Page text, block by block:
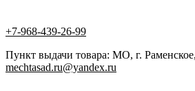
+7-968-439-26-99
Пункт выдачи товара: МО, г.
mechtasad.ru@yandex.ru